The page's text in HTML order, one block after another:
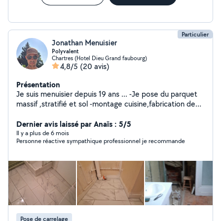
Particulier
Jonathan Menuisier
Polyvalent
Chartres (Hotel Dieu Grand faubourg)
4,8/5 (20 avis)
Présentation
Je suis menuisier depuis 19 ans ... -Je pose du parquet
massif ,stratifié et sol -montage cuisine,fabrication de
diverses demandes concernant la menuiserie -je
débouche les canalisations des toilettes ,évier et
baignoire . -peinture ,pose faïence ,sol ,placo,isolation ,
ASPIRATEUR INJECTEUR EXTRACTEUR
Dernier avis laissé par Anaïs : 5/5
Il y a plus de 6 mois
Personne réactive sympathique professionnel je recommande
Pose de carrelage